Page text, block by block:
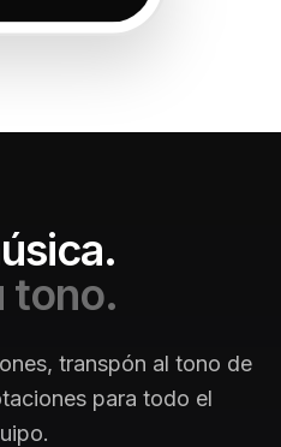
tono.
transpón al tono de
para todo el